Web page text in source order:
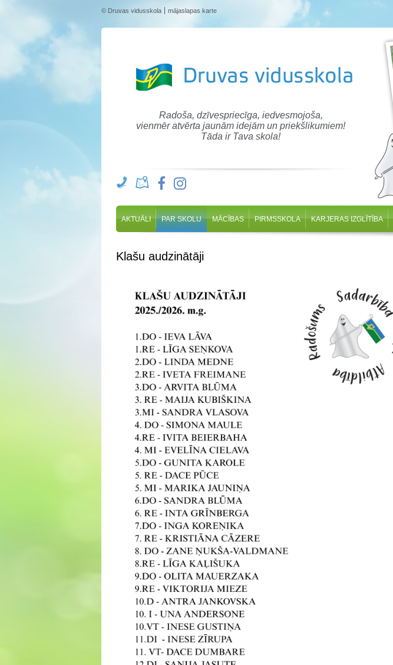
© Druvas vidusskola mājaslapas karte
Radoša, dzīvespriecīga, iedvesmojoša,
vienmēr atvērta jaunām idejām un priekšlikumiem!
Tāda ir Tava skola!
AKTUĀLI PAR SKOLU MĀCĪBAS PIRMSSKOLA KARJERAS IZGLĪTĪBA
Klašu audzinātāji